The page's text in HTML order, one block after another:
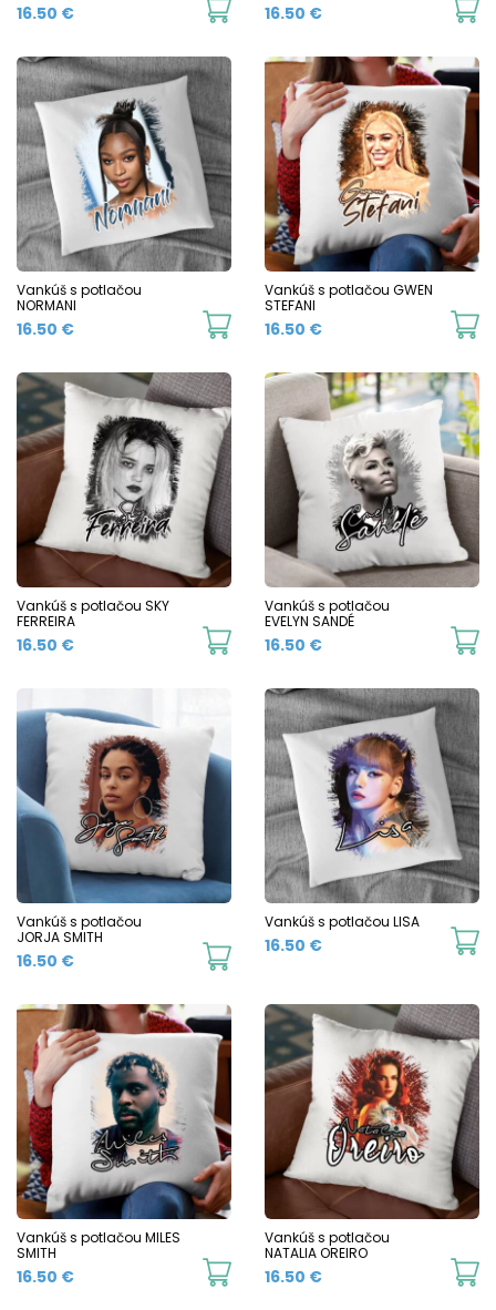
16.50 € 16.50 €
Vankúš s potlačou
NORMANI
16.50 €
Vankúš s potlačou GWEN
STEFANI
16.50 €
Vankúš s potlačou SKY
FERREIRA
16.50 €
Vankúš s potlačou
EVELYN SANDÉ
16.50 €
Vankúš s potlačou
JORJA SMITH
16.50 €
Vankúš s potlačou LISA
16.50 €
Vankúš s potlačou MILES
SMITH
16.50 €
Vankúš s potlačou
NATALIA OREIRO
16.50 €